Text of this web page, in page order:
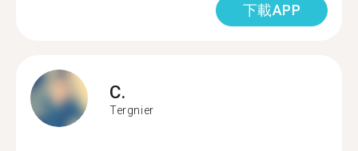
下載APP
C.
Tergnier